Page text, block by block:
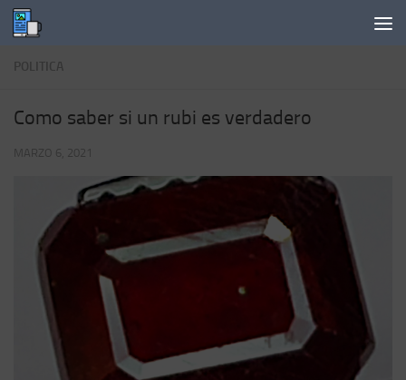
Saltar al contenido
POLITICA
Como saber si un rubi es verdadero
MARZO 6, 2021